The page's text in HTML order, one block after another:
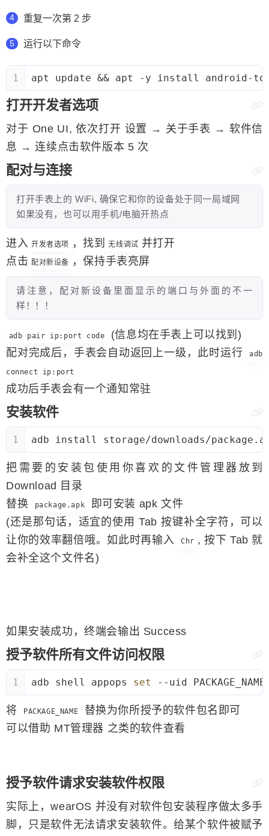
重复一次第 2 步
运行以下命令
1 apt update && apt -y install android-
打开开发者选项
对于 One UI, 依次打开 设置 → 关于手表 → 软件信
息 → 连续点击软件版本 5 次
配对与连接
打开手表上的 WiFi, 确保它和你的设备处于同一局域网
如果没有，也可以用手机/电脑开热点
进入 开发者选项 ，找到 无线调试 并打开
点击 配对新设备 ，保持手表亮屏
请注意，配对新设备里面显示的端口与外面的不一
样！！！
adb pair ip:port code
(信息均在手表上可以找到)
配对完成后，手表会自动返回上一级，此时运行
adb
connect ip:port
成功后手表会有一个通知常驻
安装软件
1 adb install storage/downloads/
把需要的安装包使用你喜欢的文件管理器放到
Download 目录
替换
package.apk
即可安装 apk 文件
(还是那句话，适宜的使用 Tab 按键补全字符，可以
让你的效率翻倍哦。如此时再输入
Chr , 按下 Tab 就
会补全这个文件名)
如果安装成功，终端会输出 Success
授予软件所有文件访问权限
1 adb shell appops set --uid PACKAGE_NAME
将 PACKAGE_NAME
替换为你所授予的软件包名即可
可以借助 MT管理器 之类的软件查看
授予软件请求安装软件权限
实际上，wearOS 并没有对软件包安装程序做太多手
脚，只是软件无法请求安装软件。给某个软件被赋予